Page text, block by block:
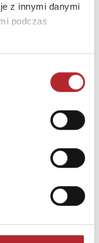
z innymi danymi
podczas
i
mózgu
ważną
i
psychologii na